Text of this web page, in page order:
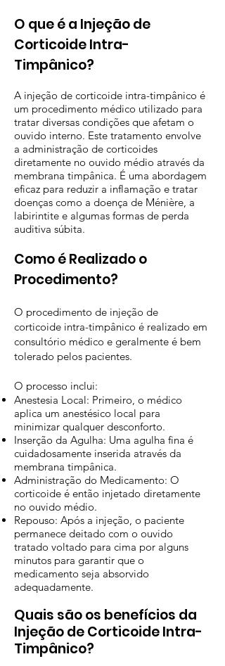
O que é a Injeção de
Corticoide Intra-
Timpânico?
A injeção de corticoide intra-timpânico é
um procedimento médico utilizado para
tratar diversas condições que afetam o
ouvido interno. Este tratamento envolve
a administração de corticoides
diretamente no ouvido médio através da
membrana timpânica. É uma abordagem
eficaz para reduzir a inflamação e tratar
doenças como a doença de Ménière, a
labirintite e algumas formas de perda
auditiva súbita.
Como é Realizado o
Procedimento?
O procedimento de injeção de
corticoide intra-timpânico é realizado em
consultório médico e geralmente é bem
tolerado pelos pacientes.
O processo inclui:
Anestesia Local: Primeiro, o médico
aplica um anestésico local para
minimizar qualquer desconforto.
Inserção da Agulha: Uma agulha fina é
cuidadosamente inserida através da
membrana timpânica.
Administração do Medicamento: O
corticoide é então injetado diretamente
no ouvido médio.
Repouso: Após a injeção, o paciente
permanece deitado com o ouvido
tratado voltado para cima por alguns
minutos para garantir que o
medicamento seja absorvido
adequadamente.
Quais são os benefícios da
Injeção de Corticoide Intra-
Timpânico?